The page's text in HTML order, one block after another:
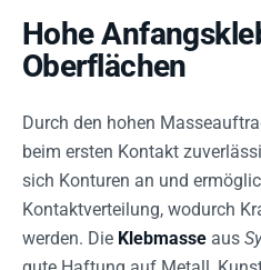
Hohe
Oberflächen
Durch den hohen
beim ersten Kontakt
sich Konturen an und
Kontaktverteilung, wodurch
werden. Die Klebmasse aus